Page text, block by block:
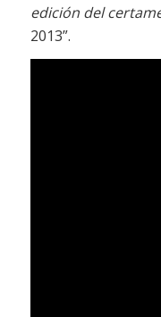
edición del
2013”.